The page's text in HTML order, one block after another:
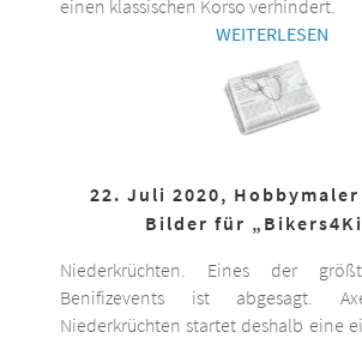
einen klassischen Korso verhindert.
WEITERLESEN
22. Juli 2020,
Bilder für
Niederkrüchten. Eines der
Benifizevents ist abgesagt.
Niederkrüchten startet deshalb eine